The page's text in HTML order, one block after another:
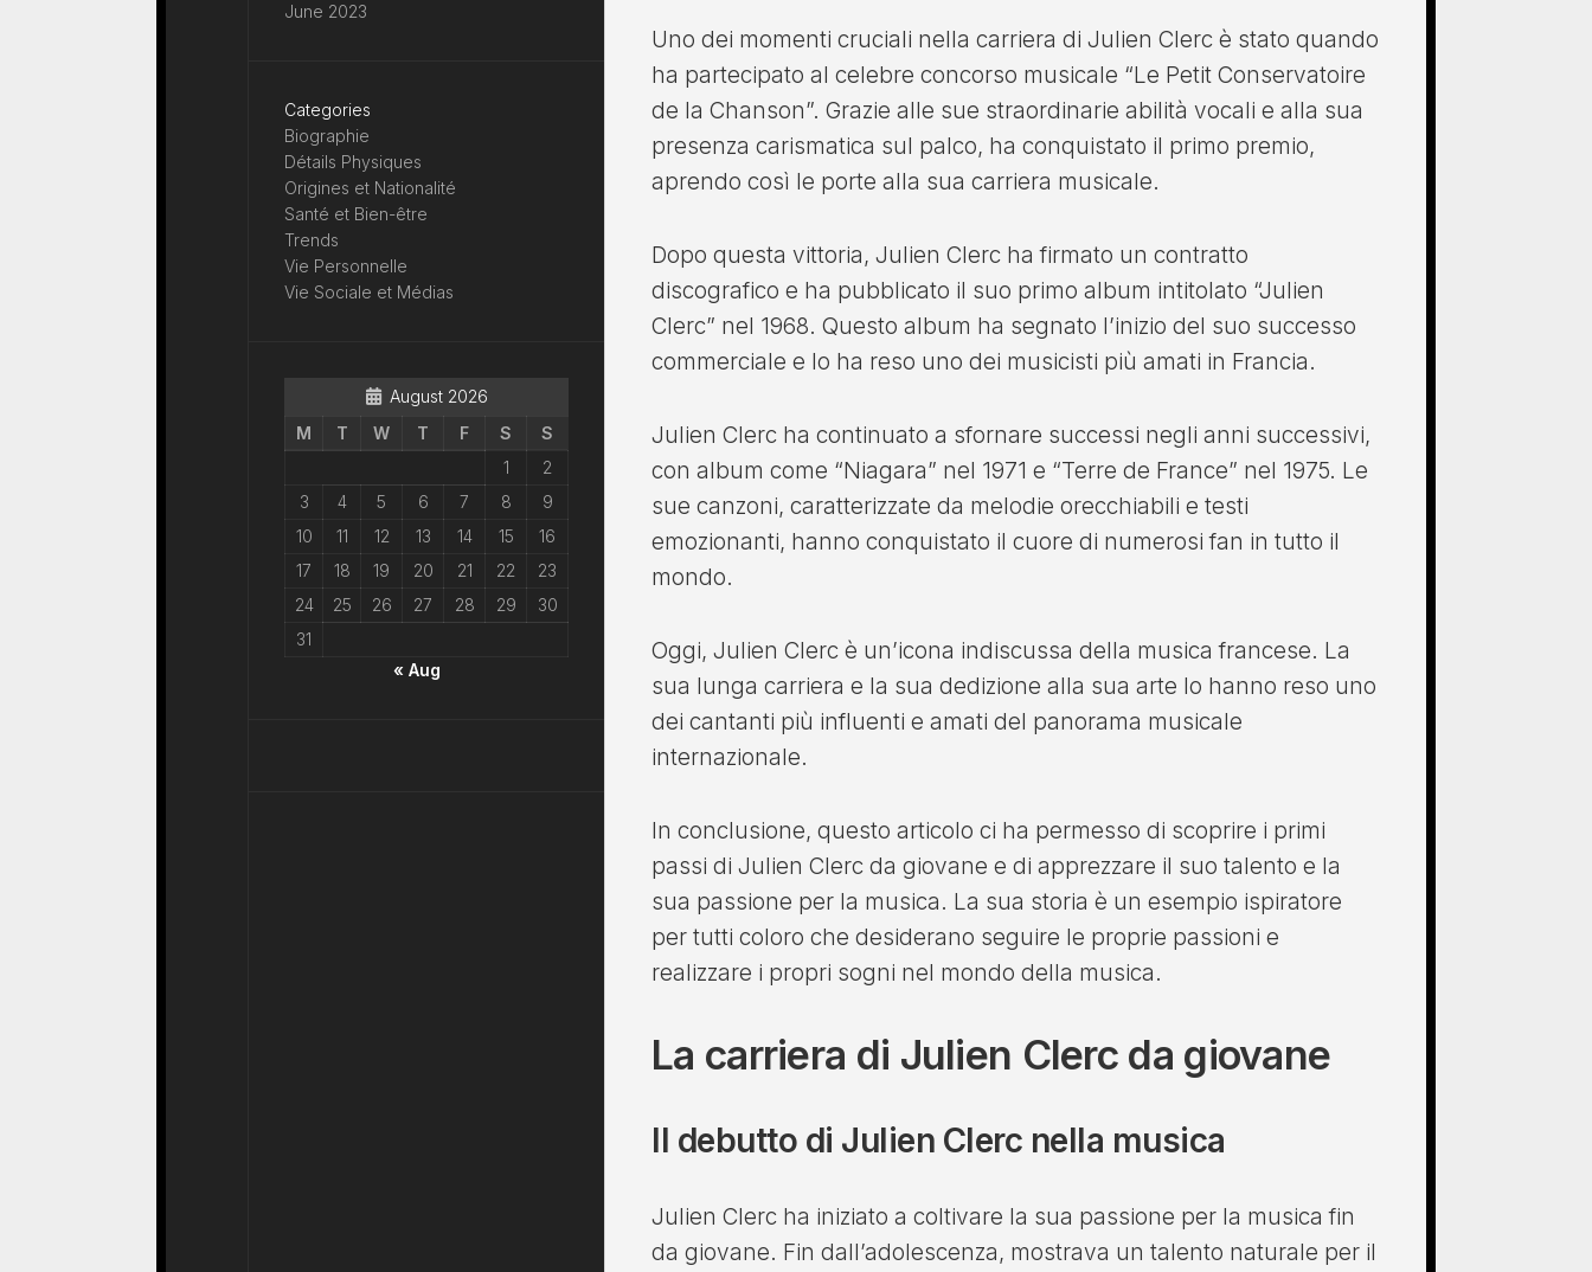
Uno dei momenti cruciali nella carriera di Julien Clerc è stato quando
ha partecipato al celebre concorso musicale “Le Petit Conservatoire
de la Chanson”. Grazie alle sue straordinarie abilità vocali e alla sua
presenza carismatica sul palco, ha conquistato il primo premio,
aprendo così le porte alla sua carriera musicale.
Dopo questa vittoria, Julien Clerc ha firmato un contratto
discografico e ha pubblicato il suo primo album intitolato “Julien
Clerc” nel 1968. Questo album ha segnato l’inizio del suo successo
commerciale e lo ha reso uno dei musicisti più amati in Francia.
Julien Clerc ha continuato a sfornare successi negli anni successivi,
con album come “Niagara” nel 1971 e “Terre de France” nel 1975. Le
sue canzoni, caratterizzate da melodie orecchiabili e testi
emozionanti, hanno conquistato il cuore di numerosi fan in tutto il
mondo.
Oggi, Julien Clerc è un’icona indiscussa della musica francese. La
sua lunga carriera e la sua dedizione alla sua arte lo hanno reso uno
dei cantanti più influenti e amati del panorama musicale
internazionale.
In conclusione, questo articolo ci ha permesso di scoprire i primi
passi di Julien Clerc da giovane e di apprezzare il suo talento e la
sua passione per la musica. La sua storia è un esempio ispiratore
per tutti coloro che desiderano seguire le proprie passioni e
realizzare i propri sogni nel mondo della musica.
La carriera di Julien Clerc da giovane
Il debutto di Julien Clerc nella musica
Julien Clerc ha iniziato a coltivare la sua passione per la musica fin
da giovane. Fin dall’adolescenza, mostrava un talento naturale per il
June 2023
Categories
Biographie
Détails Physiques
Origines et Nationalité
Santé et Bien-être
Trends
Vie Personnelle
Vie Sociale et Médias
August 2026
M
T W T F S
S
1
2
3
4 5 6 7 8
9
10
11 12 13 14 15
16
17
18 19 20 21 22
23
24
25 26 27 28 29
30
31
« Aug